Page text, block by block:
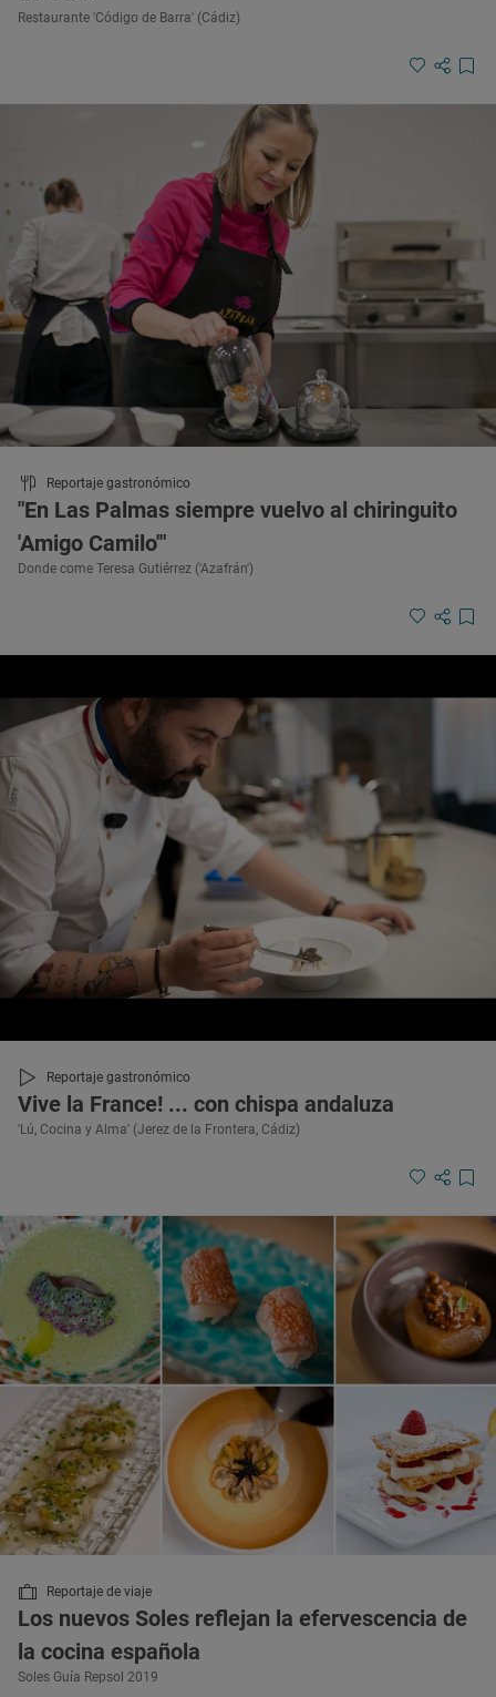
Restaurante 'Código de Barra' (Cádiz)
Reportaje gastronómico
"En Las Palmas siempre vuelvo al chiringuito
'Amigo Camilo'"
Donde come Teresa Gutiérrez ('Azafrán')
Reportaje gastronómico
Vive la France! ... con chispa andaluza
'Lú, Cocina y Alma' (Jerez de la Frontera, Cádiz)
Reportaje de viaje
Los nuevos Soles reflejan la efervescencia de
la cocina española
Soles Guía Repsol 2019